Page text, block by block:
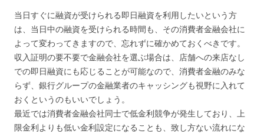
当日すぐに融資が受けられる即日融資を利用したいという方
は、当日中の融資を受けられる時間も、その消費者金融会社に
よって変わってきますので、忘れずに確かめておくべきです。
収入証明の要不要で金融会社を選ぶ場合は、店舗への来店なし
での即日融資にも応じることが可能なので、消費者金融のみな
らず、銀行グループの金融業者のキャッシングも視野に入れて
おくというのもいいでしょう。
最近では消費者金融会社同士で低金利競争が発生しており、上
限金利よりも低い金利設定になることも、致し方ない流れにな